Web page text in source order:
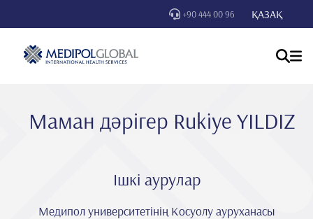
+90 444 00 96 ҚАЗАҚ
Маман дәрігер Ruki̇ye YILDIZ
Ішкі аурулар
Медипол университетінің Косуолу ауруханасы